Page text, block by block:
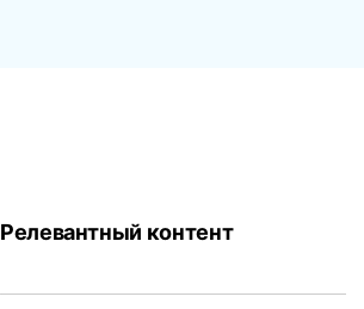
Релевантный контент